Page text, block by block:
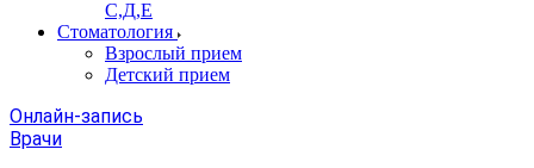
С,Д,Е
Стоматология
Взрослый прием
Детский прием
Онлайн-запись
Врачи